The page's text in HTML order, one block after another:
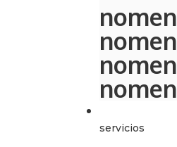
nomen
nomen
nomen
nomen
servicios